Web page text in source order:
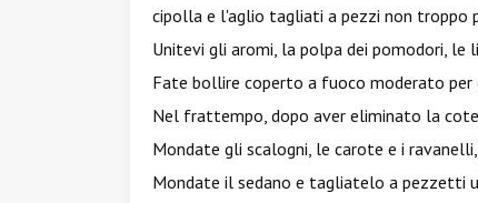
cipolla e l'aglio tagliati a pezzi non troppo
Unitevi gli aromi, la polpa dei pomodori,
Fate bollire coperto a fuoco moderato per
Nel frattempo, dopo aver eliminato la
Mondate gli scalogni, le carote e i
Mondate il sedano e tagliatelo a pezzetti